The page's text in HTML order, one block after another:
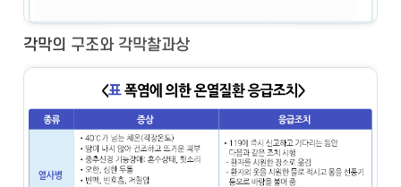
각막의 구조와 각막찰과상